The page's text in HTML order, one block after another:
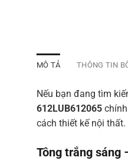
MÔ TẢ THÔNG TIN
Nếu bạn đang tìm
612LUB612065
cách thiết kế nội thất.
Tông trắng sáng